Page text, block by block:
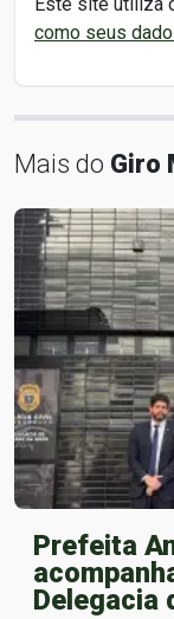
como seus
Mais do Giro
Prefeita
Delegacia